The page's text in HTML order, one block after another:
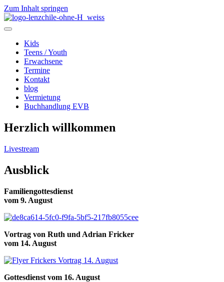
Zum Inhalt springen
Kids
Teens / Youth
Erwachsene
Termine
Kontakt
blog
Vermietung
Buchhandlung EVB
Herzlich willkommen
Livestream
Ausblick
Familiengottesdienst
vom 9. August
Vortrag von Ruth und Adrian Fricker
vom 14. August
Gottesdienst vom 16. August